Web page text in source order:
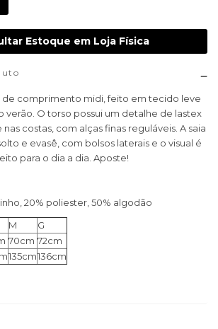
Estoque em Loja Física
de comprimento midi, feito em tecido leve
verão. O torso possui um detalhe de lastex
costas, com alças finas reguláveis. A saia
e evasê, com bolsos laterais e o visual é
para o dia a dia. Aposte!
20% poliester, 50% algodão
M
G
70cm 72cm
135cm136cm